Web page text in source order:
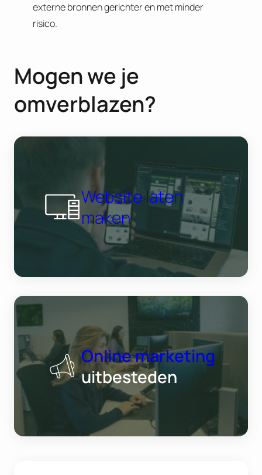
externe bronnen gerichter en met minder
risico.
Mogen we je
omverblazen?
Website laten
maken
Online marketing
uitbesteden